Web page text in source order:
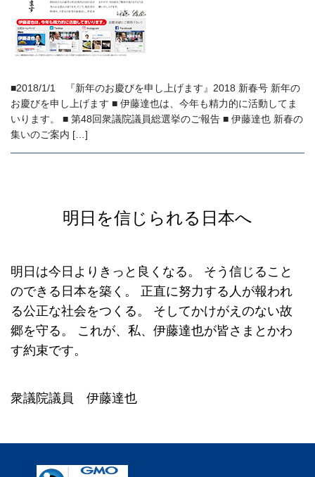
■2018/1/1 『新年のお慶びを申し上げます』2018 新春号 新年の
お慶びを申し上げます ■ 伊藤達也は、今年も精力的に活動してま
いります。 ■ 第48回衆議院議員総選挙のご報告 ■ 伊藤達也 新春の
集いのご案内 […]
明日を信じられる日本へ
明日は今日よりきっと良くなる。
そう信じること
のできる日本を築く。
正直に努力する人が報われ
る公正な社会をつくる。
そしてかけがえのない故
郷を守る。
これが、私、伊藤達也が皆さまとかわ
す約束です。
衆議院議員 伊藤達也